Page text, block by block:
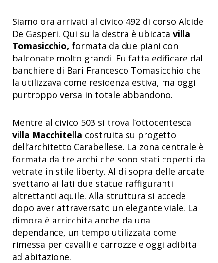
Siamo ora arrivati al civico 492 di corso Alcide
De Gasperi. Qui sulla destra è ubicata villa
Tomasicchio, formata da due piani con
balconate molto grandi. Fu fatta edificare dal
banchiere di Bari Francesco Tomasicchio che
la utilizzava come residenza estiva, ma oggi
purtroppo versa in totale abbandono.
Mentre al civico 503 si trova l’ottocentesca
villa Macchitella costruita su progetto
dell’architetto Carabellese. La zona centrale è
formata da tre archi che sono stati coperti da
vetrate in stile liberty. Al di sopra delle arcate
svettano ai lati due statue raffiguranti
altrettanti aquile. Alla struttura si accede
dopo aver attraversato un elegante viale. La
dimora è arricchita anche da una
dependance, un tempo utilizzata come
rimessa per cavalli e carrozze e oggi adibita
ad abitazione.